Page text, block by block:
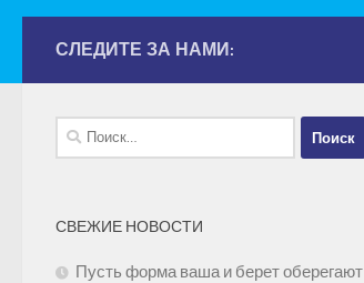
СЛЕДИТЕ ЗА НАМИ:
Найти:
СВЕЖИЕ НОВОСТИ
Пусть форма ваша и берет оберегают